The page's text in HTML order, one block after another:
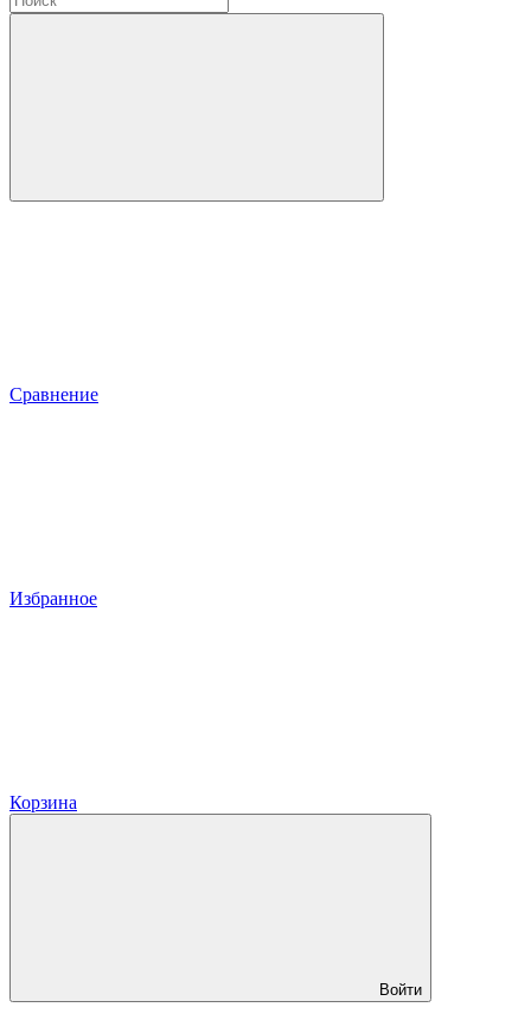
Сравнение
Избранное
Корзина
Войти